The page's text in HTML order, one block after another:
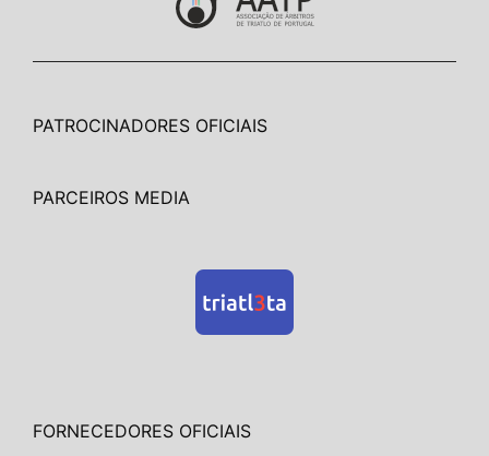
PATROCINADORES OFICIAIS
PARCEIROS MEDIA
FORNECEDORES OFICIAIS